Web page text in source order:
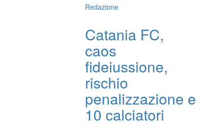
Redazione
Catania FC,
caos
fideiussione,
rischio
penalizzazione e
10 calciatori